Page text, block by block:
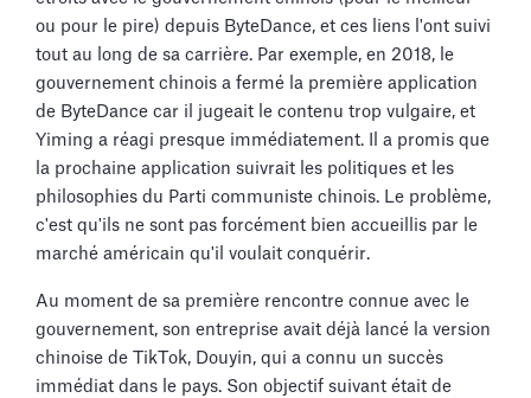
ou pour le pire) depuis ByteDance, et ces liens l'ont suivi
tout au long de sa carrière. Par exemple, en 2018, le
gouvernement chinois a fermé la première application
de ByteDance car il jugeait le contenu trop vulgaire, et
Yiming a réagi presque immédiatement. Il a promis que
la prochaine application suivrait les politiques et les
philosophies du Parti communiste chinois. Le problème,
c'est qu'ils ne sont pas forcément bien accueillis par le
marché américain qu'il voulait conquérir.
Au moment de sa première rencontre connue avec le
gouvernement, son entreprise avait déjà lancé la version
chinoise de TikTok, Douyin, qui a connu un succès
immédiat dans le pays. Son objectif suivant était de